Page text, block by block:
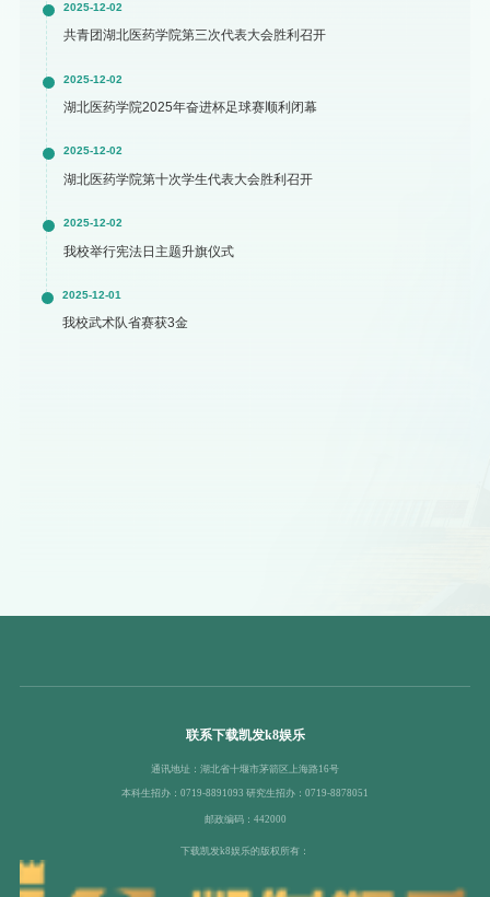
2025-12-02
共青团湖北医药学院第三次代表大会胜利召开
2025-12-02
湖北医药学院2025年奋进杯足球赛顺利闭幕
2025-12-02
湖北医药学院第十次学生代表大会胜利召开
2025-12-02
我校举行宪法日主题升旗仪式
2025-12-01
我校武术队省赛获3金
联系下载凯发k8娱乐
通讯地址：湖北省十堰市茅箭区上海路16号
本科生招办：0719-8891093 研究生招办：0719-8878051
邮政编码：442000
下载凯发k8娱乐的版权所有：